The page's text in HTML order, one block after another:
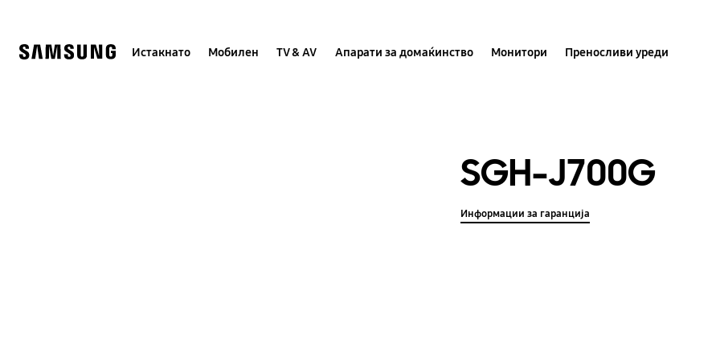
Истакнато Мобилен TV & AV Апарати за домаќинство Монитори Преносливи уреди
SGH-J700G
Информации за гаранција